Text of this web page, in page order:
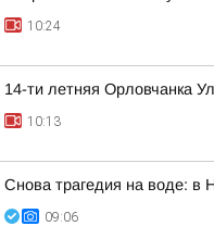
10:24
14-ти летняя Орловчанка
10:13
Снова трагедия на воде: в
09:06